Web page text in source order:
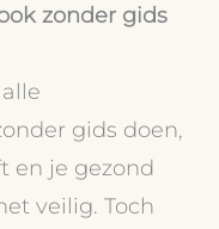
zonder gids
gids doen,
en je gezond
veilig. Toch